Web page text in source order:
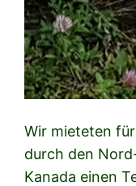
Wir mieteten
durch den
Kanada einen